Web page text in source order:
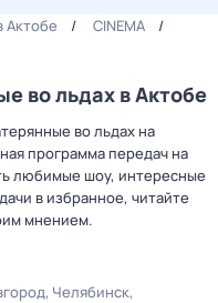
Актобе
CINEMA
во льдах в Актобе
во льдах на
программа передач на
любимые шоу, интересные
в избранное, читайте
мнением.
Челябинск